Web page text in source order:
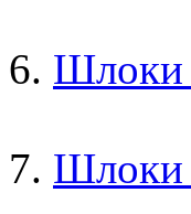
6. Шлоки
7. Шлоки